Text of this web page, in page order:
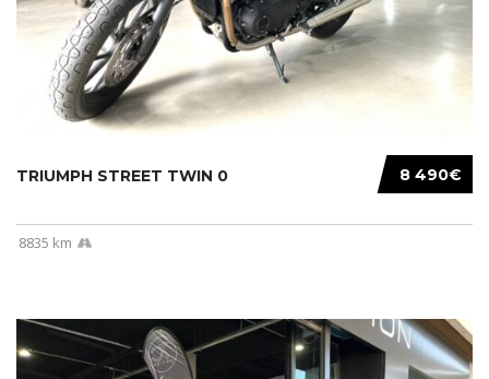
8 490€
TRIUMPH STREET TWIN 0
8835 km